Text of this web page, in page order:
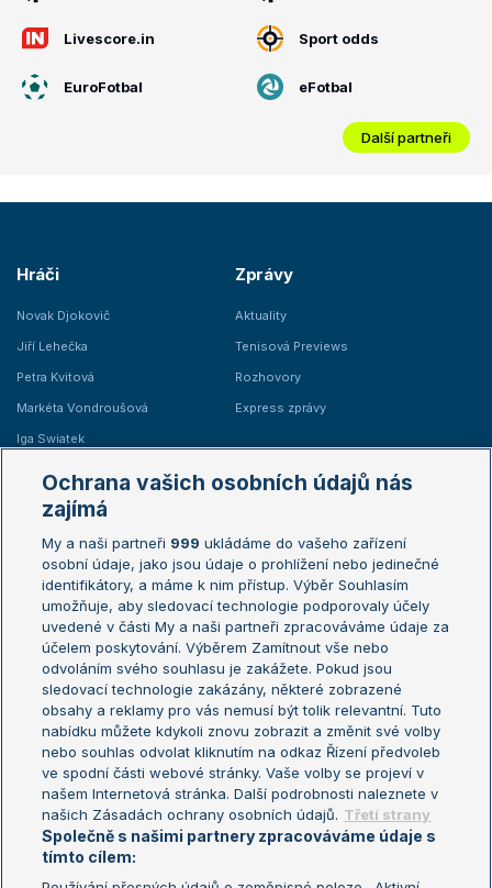
Livescore.in Sport odds
EuroFotbal eFotbal
Další partneři
Hráči
Novak Djokovič
Jiří Lehečka
Petra Kvitová
Markéta Vondroušová
Iga Swiatek
Zprávy
Aktuality
Tenisová Previews
Rozhovory
Express zprávy
Žebříčky
Žebříček ATP (muži)
Žebříček WTA (ženy)
Sázkařský žebříček
Australian Open
French Open
Wimbledon
US Open
Turnaj mistrů
Turnaj mistryň
Aktualní trendy
Fotbalové přestupy
Livesport Daily
LS Prague Open
Ochrana vašich osobních údajů nás
zajímá
My a naši partneři 999 ukládáme do vašeho zařízení
osobní údaje, jako jsou údaje o prohlížení nebo jedinečné
identifikátory, a máme k nim přístup. Výběr Souhlasím
umožňuje, aby sledovací technologie podporovaly účely
uvedené v části My a naši partneři zpracováváme údaje za
účelem poskytování. Výběrem Zamítnout vše nebo
odvoláním svého souhlasu je zakážete. Pokud jsou
sledovací technologie zakázány, některé zobrazené
obsahy a reklamy pro vás nemusí být tolik relevantní. Tuto
nabídku můžete kdykoli znovu zobrazit a změnit své volby
nebo souhlas odvolat kliknutím na odkaz Řízení předvoleb
ve spodní části webové stránky. Vaše volby se projeví v
našem Internetová stránka. Další podrobnosti naleznete v
našich Zásadách ochrany osobních údajů. Třetí strany
Společně s našimi partnery zpracováváme údaje s
tímto cílem: